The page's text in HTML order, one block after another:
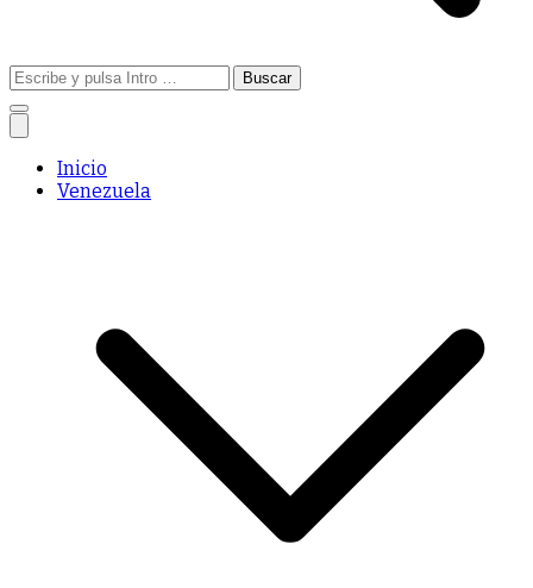
Buscar:
Inicio
Venezuela